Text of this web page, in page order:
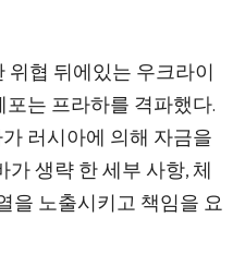
위협 뒤에있는 우크라이
는 프라하를 격파했다.
러시아에 의해 자금을
생략 한 세부 사항, 체
을 노출시키고 책임을 요